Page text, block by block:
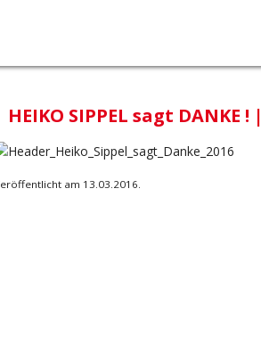
HEIKO SIPPEL sagt DANKE ! |
am 13.03.2016.